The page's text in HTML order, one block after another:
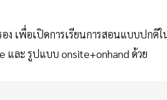
ง เพื่อเปิดการเรียนการสอนแบบปกติใ
และ รูปแบบ onsite+onhand ด้วย